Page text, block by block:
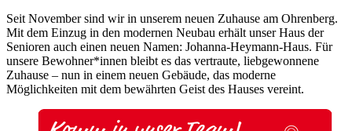
Seit November sind wir in unserem neuen Zuhause am Ohrenberg.
Mit dem Einzug in den modernen Neubau erhält unser Haus der
Senioren auch einen neuen Namen: Johanna-Heymann-Haus. Für
unsere Bewohner*innen bleibt es das vertraute, liebgewonnene
Zuhause – nun in einem neuen Gebäude, das moderne
Möglichkeiten mit dem bewährten Geist des Hauses vereint.